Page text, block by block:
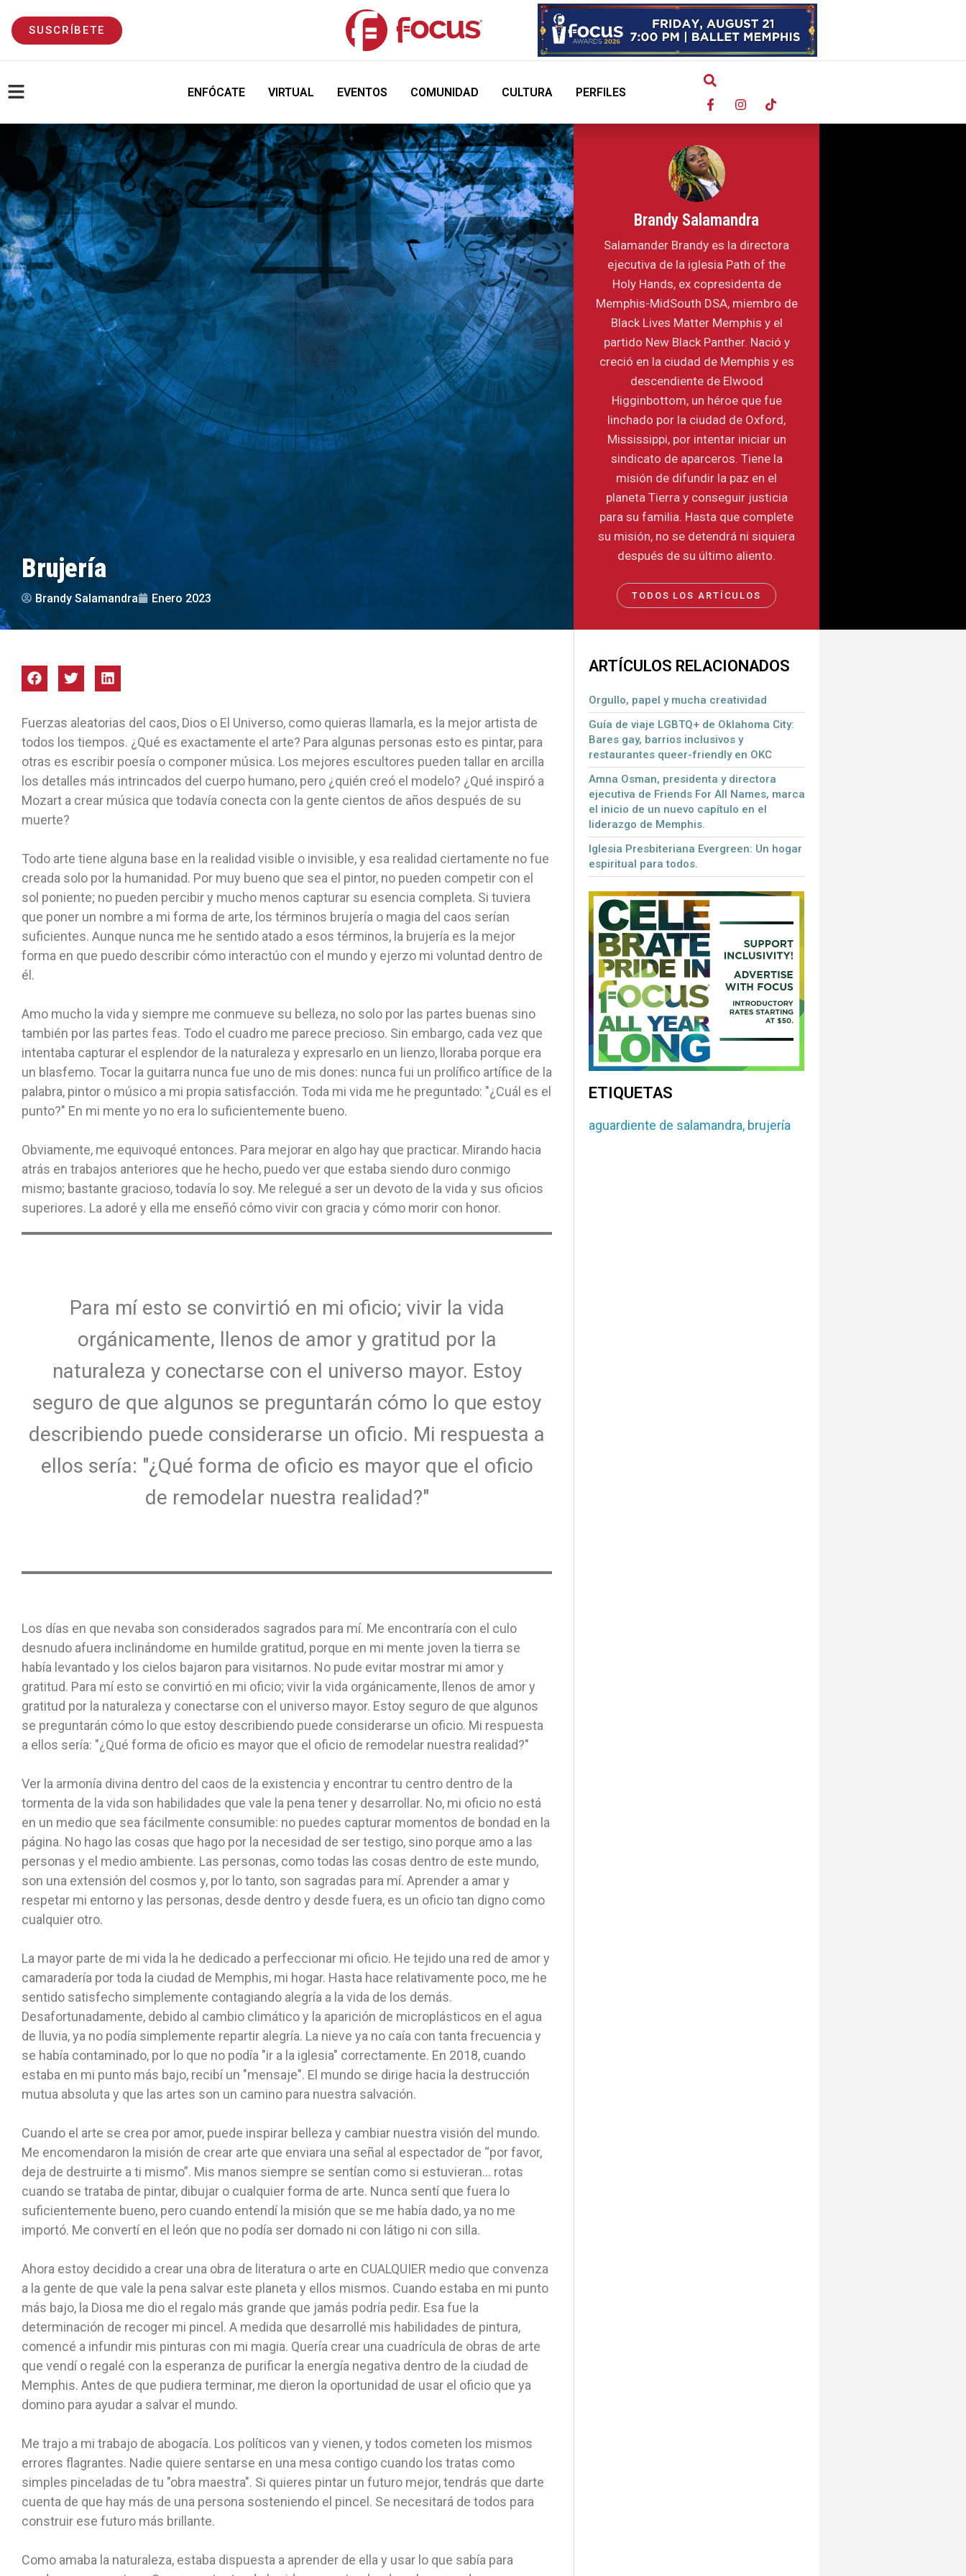
SUSCRÍBETE
ENFÓCATE VIRTUAL EVENTOS COMUNIDAD CULTURA PERFILES
Brujería
Brandy Salamandra Enero 2023
Brandy Salamandra
Salamander Brandy es la directora
ejecutiva de la iglesia Path of the
Holy Hands, ex copresidenta de
Memphis-MidSouth DSA, miembro de
Black Lives Matter Memphis y el
partido New Black Panther. Nació y
creció en la ciudad de Memphis y es
descendiente de Elwood
Higginbottom, un héroe que fue
linchado por la ciudad de Oxford,
Mississippi, por intentar iniciar un
sindicato de aparceros. Tiene la
misión de difundir la paz en el
planeta Tierra y conseguir justicia
para su familia. Hasta que complete
su misión, no se detendrá ni siquiera
después de su último aliento.
TODOS LOS ARTÍCULOS
Fuerzas aleatorias del caos, Dios o El Universo, como quieras llamarla, es la mejor artista de
todos los tiempos. ¿Qué es exactamente el arte? Para algunas personas esto es pintar, para
otras es escribir poesía o componer música. Los mejores escultores pueden tallar en arcilla
los detalles más intrincados del cuerpo humano, pero ¿quién creó el modelo? ¿Qué inspiró a
Mozart a crear música que todavía conecta con la gente cientos de años después de su
muerte?
Todo arte tiene alguna base en la realidad visible o invisible, y esa realidad ciertamente no fue
creada solo por la humanidad. Por muy bueno que sea el pintor, no pueden competir con el
sol poniente; no pueden percibir y mucho menos capturar su esencia completa. Si tuviera
que poner un nombre a mi forma de arte, los términos brujería o magia del caos serían
suficientes. Aunque nunca me he sentido atado a esos términos, la brujería es la mejor
forma en que puedo describir cómo interactúo con el mundo y ejerzo mi voluntad dentro de
él.
Amo mucho la vida y siempre me conmueve su belleza, no solo por las partes buenas sino
también por las partes feas. Todo el cuadro me parece precioso. Sin embargo, cada vez que
intentaba capturar el esplendor de la naturaleza y expresarlo en un lienzo, lloraba porque era
un blasfemo. Tocar la guitarra nunca fue uno de mis dones: nunca fui un prolífico artífice de la
palabra, pintor o músico a mi propia satisfacción. Toda mi vida me he preguntado: "¿Cuál es el
punto?" En mi mente yo no era lo suficientemente bueno.
Obviamente, me equivoqué entonces. Para mejorar en algo hay que practicar. Mirando hacia
atrás en trabajos anteriores que he hecho, puedo ver que estaba siendo duro conmigo
mismo; bastante gracioso, todavía lo soy. Me relegué a ser un devoto de la vida y sus oficios
superiores. La adoré y ella me enseñó cómo vivir con gracia y cómo morir con honor.
Para mí esto se convirtió en mi oficio; vivir la vida
orgánicamente, llenos de amor y gratitud por la
naturaleza y conectarse con el universo mayor. Estoy
seguro de que algunos se preguntarán cómo lo que estoy
describiendo puede considerarse un oficio. Mi respuesta a
ellos sería: "¿Qué forma de oficio es mayor que el oficio
de remodelar nuestra realidad?"
Los días en que nevaba son considerados sagrados para mí. Me encontraría con el culo
desnudo afuera inclinándome en humilde gratitud, porque en mi mente joven la tierra se
había levantado y los cielos bajaron para visitarnos. No pude evitar mostrar mi amor y
gratitud. Para mí esto se convirtió en mi oficio; vivir la vida orgánicamente, llenos de amor y
gratitud por la naturaleza y conectarse con el universo mayor. Estoy seguro de que algunos
se preguntarán cómo lo que estoy describiendo puede considerarse un oficio. Mi respuesta
a ellos sería: "¿Qué forma de oficio es mayor que el oficio de remodelar nuestra realidad?"
Ver la armonía divina dentro del caos de la existencia y encontrar tu centro dentro de la
tormenta de la vida son habilidades que vale la pena tener y desarrollar. No, mi oficio no está
en un medio que sea fácilmente consumible: no puedes capturar momentos de bondad en la
página. No hago las cosas que hago por la necesidad de ser testigo, sino porque amo a las
personas y el medio ambiente. Las personas, como todas las cosas dentro de este mundo,
son una extensión del cosmos y, por lo tanto, son sagradas para mí. Aprender a amar y
respetar mi entorno y las personas, desde dentro y desde fuera, es un oficio tan digno como
cualquier otro.
La mayor parte de mi vida la he dedicado a perfeccionar mi oficio. He tejido una red de amor y
camaradería por toda la ciudad de Memphis, mi hogar. Hasta hace relativamente poco, me he
sentido satisfecho simplemente contagiando alegría a la vida de los demás.
Desafortunadamente, debido al cambio climático y la aparición de microplásticos en el agua
de lluvia, ya no podía simplemente repartir alegría. La nieve ya no caía con tanta frecuencia y
se había contaminado, por lo que no podía "ir a la iglesia" correctamente. En 2018, cuando
estaba en mi punto más bajo, recibí un "mensaje". El mundo se dirige hacia la destrucción
mutua absoluta y que las artes son un camino para nuestra salvación.
Cuando el arte se crea por amor, puede inspirar belleza y cambiar nuestra visión del mundo.
Me encomendaron la misión de crear arte que enviara una señal al espectador de “por favor,
deja de destruirte a ti mismo”. Mis manos siempre se sentían como si estuvieran... rotas
cuando se trataba de pintar, dibujar o cualquier forma de arte. Nunca sentí que fuera lo
suficientemente bueno, pero cuando entendí la misión que se me había dado, ya no me
importó. Me convertí en el león que no podía ser domado ni con látigo ni con silla.
Ahora estoy decidido a crear una obra de literatura o arte en CUALQUIER medio que convenza
a la gente de que vale la pena salvar este planeta y ellos mismos. Cuando estaba en mi punto
más bajo, la Diosa me dio el regalo más grande que jamás podría pedir. Esa fue la
determinación de recoger mi pincel. A medida que desarrollé mis habilidades de pintura,
comencé a infundir mis pinturas con mi magia. Quería crear una cuadrícula de obras de arte
que vendí o regalé con la esperanza de purificar la energía negativa dentro de la ciudad de
Memphis. Antes de que pudiera terminar, me dieron la oportunidad de usar el oficio que ya
domino para ayudar a salvar el mundo.
Me trajo a mi trabajo de abogacía. Los políticos van y vienen, y todos cometen los mismos
errores flagrantes. Nadie quiere sentarse en una mesa contigo cuando los tratas como
simples pinceladas de tu "obra maestra". Si quieres pintar un futuro mejor, tendrás que darte
cuenta de que hay más de una persona sosteniendo el pincel. Se necesitará de todos para
construir ese futuro más brillante.
Como amaba la naturaleza, estaba dispuesta a aprender de ella y usar lo que sabía para
ARTÍCULOS RELACIONADOS
Orgullo, papel y mucha creatividad
Guía de viaje LGBTQ+ de Oklahoma City:
Bares gay, barrios inclusivos y
restaurantes queer-friendly en OKC
Amna Osman, presidenta y directora
ejecutiva de Friends For All Names, marca
el inicio de un nuevo capítulo en el
liderazgo de Memphis.
Iglesia Presbiteriana Evergreen: Un hogar
espiritual para todos.
ETIQUETAS
aguardiente de salamandra, brujería